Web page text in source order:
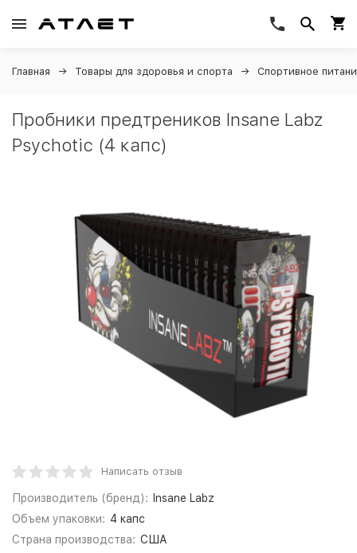
Главная Товары для здоровья и спорта Спортивное
Пробники предтреников Insane Labz
Psychotic (4 капс)
Написать отзыв
Производитель (бренд):
Insane Labz
Объем упаковки: 4 капс
Страна производства: США